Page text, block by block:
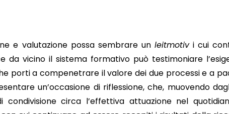
e valutazione possa sembrare unleitmotivi cui
da vicino il sistema formativo può testimoniare
porti a compenetrare il valore dei due processi e a
un’occasione di riflessione, che, muovendo
circa l’effettiva attuazione nel